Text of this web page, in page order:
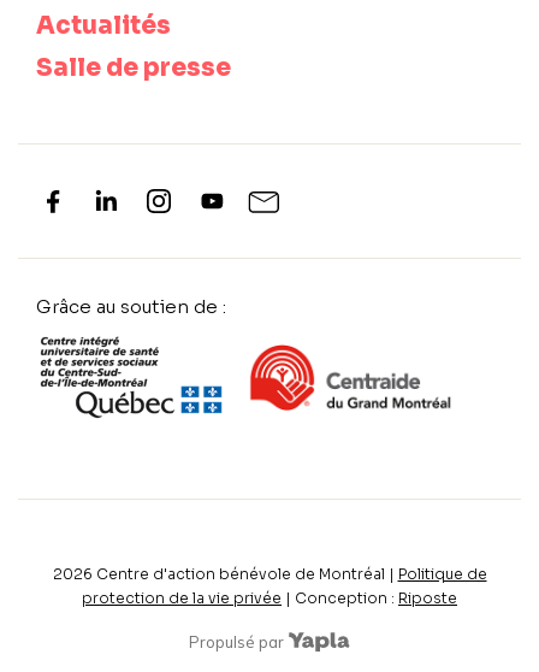
Actualités
Salle de presse
Grâce au soutien de :
2026 Centre d'action bénévole de Montréal | Politique de
protection de la vie privée | Conception : Riposte
Propulsé par